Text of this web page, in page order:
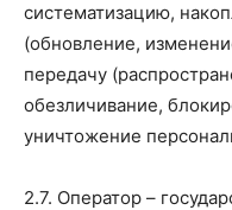
систематизацию,
(обновление,
передачу
обезличивание,
уничтожение
2.7. Оператор –